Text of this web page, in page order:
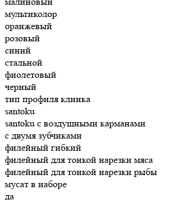
мультиколор
оранжевый
розовый
синий
стальной
фиолетовый
черный
тип профиля клинка
santoku
santoku с воздушными карманами
с двумя зубчиками
филейный гибкий
филейный для тонкой нарезки мяса
филейный для тонкой нарезки рыбы
мусат в наборе
да